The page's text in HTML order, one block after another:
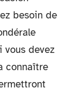
besoin de
vous devez
connaître